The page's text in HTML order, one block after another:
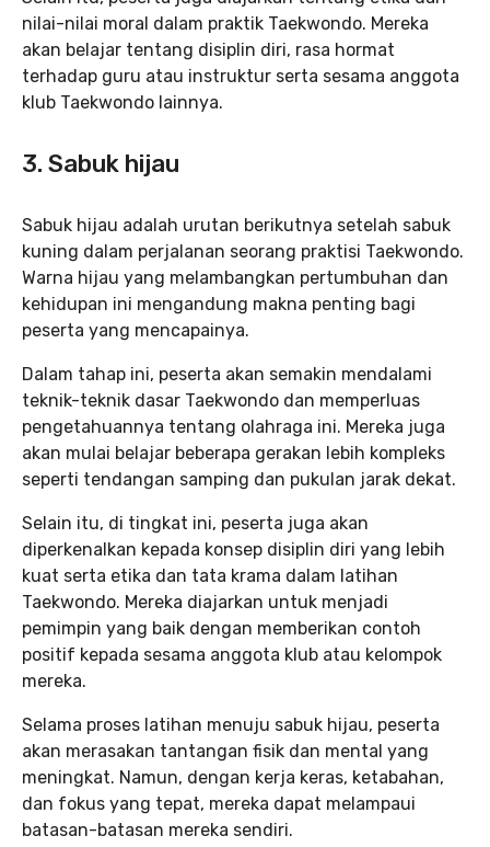
nilai-nilai moral dalam praktik Taekwondo. Mereka
akan belajar tentang disiplin diri, rasa hormat
terhadap guru atau instruktur serta sesama anggota
klub Taekwondo lainnya.
3. Sabuk hijau
Sabuk hijau adalah urutan berikutnya setelah sabuk
kuning dalam perjalanan seorang praktisi Taekwondo.
Warna hijau yang melambangkan pertumbuhan dan
kehidupan ini mengandung makna penting bagi
peserta yang mencapainya.
Dalam tahap ini, peserta akan semakin mendalami
teknik-teknik dasar Taekwondo dan memperluas
pengetahuannya tentang olahraga ini. Mereka juga
akan mulai belajar beberapa gerakan lebih kompleks
seperti tendangan samping dan pukulan jarak dekat.
Selain itu, di tingkat ini, peserta juga akan
diperkenalkan kepada konsep disiplin diri yang lebih
kuat serta etika dan tata krama dalam latihan
Taekwondo. Mereka diajarkan untuk menjadi
pemimpin yang baik dengan memberikan contoh
positif kepada sesama anggota klub atau kelompok
mereka.
Selama proses latihan menuju sabuk hijau, peserta
akan merasakan tantangan fisik dan mental yang
meningkat. Namun, dengan kerja keras, ketabahan,
dan fokus yang tepat, mereka dapat melampaui
batasan-batasan mereka sendiri.